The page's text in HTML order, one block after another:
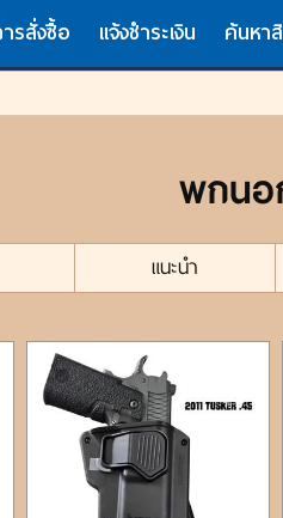
รสั่งซื้อ แจ้งชำระเงิน ค้นหา
พกนอ
แนะนำ